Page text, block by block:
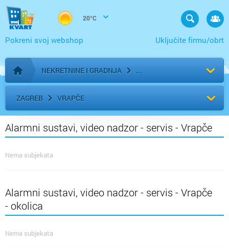
20°C
Uključite firmu/obrt
Pokreni svoj webshop
Početna stranica
NEKRETNINE I GRADNJA
ZAGREB VRAPČE
Alarmni sustavi, video nadzor - servis - Vrapče
Nema subjekata
Alarmni sustavi, video nadzor - servis - Vrapče
- okolica
Nema subjekata